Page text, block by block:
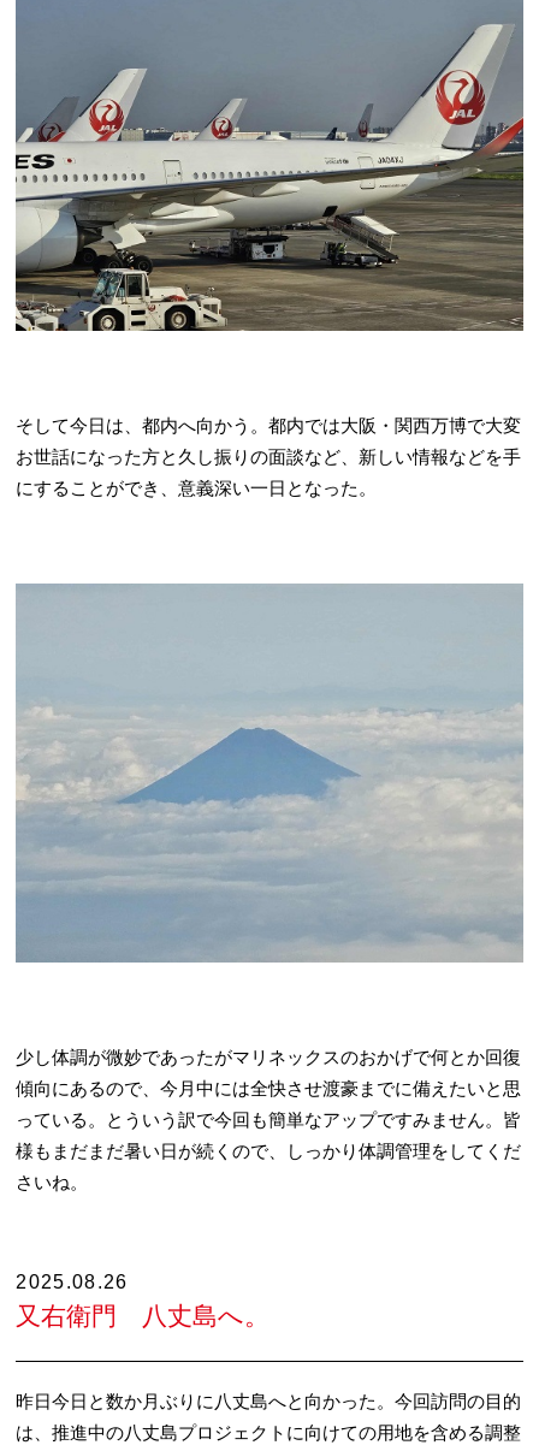
そして今日は、都内へ向かう。都内では大阪・関西万博で大変
お世話になった方と久し振りの面談など、新しい情報などを手
にすることができ、意義深い一日となった。
少し体調が微妙であったがマリネックスのおかげで何とか回復
傾向にあるので、今月中には全快させ渡豪までに備えたいと思
っている。とういう訳で今回も簡単なアップですみません。皆
様もまだまだ暑い日が続くので、しっかり体調管理をしてくだ
さいね。
2025.08.26
又右衛門 八丈島へ。
昨日今日と数か月ぶりに八丈島へと向かった。今回訪問の目的
は、推進中の八丈島プロジェクトに向けての用地を含める調整